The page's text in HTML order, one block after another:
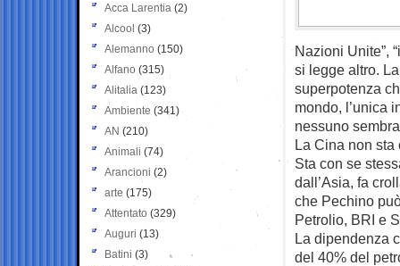
Nazioni Unite”,
si legge altro.
superpotenza
mondo, l’unica
nessuno
La Cina non sta
Sta con se
dall’Asia, fa
che Pechino
Petrolio, BRI e
La dipendenza
del 40% del
Acca Larentia (2)
Alcool (3)
Alemanno (150)
Alfano (315)
Alitalia (123)
Ambiente (341)
AN (210)
Animali (74)
Arancioni (2)
arte (175)
Attentato (329)
Auguri (13)
Batini (3)